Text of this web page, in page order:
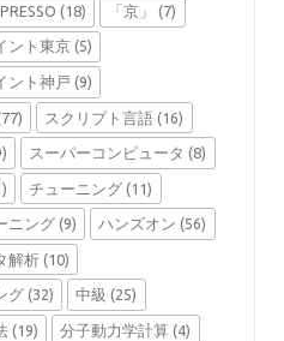
(18) 「京」 (7)
ント東京(5)
ント神戸 (9)
スクリプト言語 (16)
スーパーコンピュータ (8)
チューニング (11)
ニング(9) ハンズオン (56)
解析(10)
グ(32) 中級 (25)
(19) 分子動力学計算 (4)